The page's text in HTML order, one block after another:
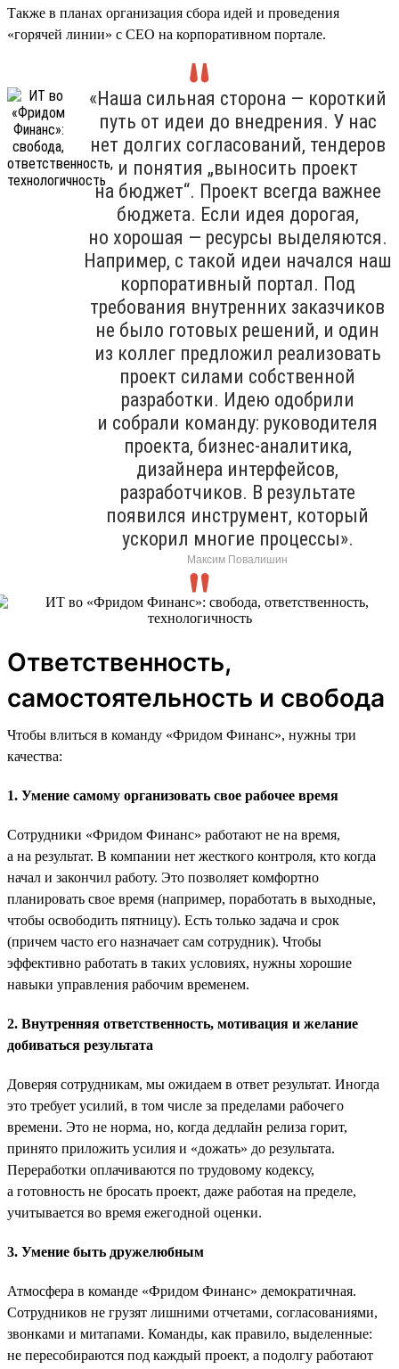
Также в планах организация сбора идей и проведения
«горячей линии» с CEO на корпоративном портале.
«Наша сильная сторона — короткий
путь от идеи до внедрения. У нас
нет долгих согласований, тендеров
и понятия „выносить проект
на бюджет“. Проект всегда важнее
бюджета. Если идея дорогая,
но хорошая — ресурсы выделяются.
Например, с такой идеи начался наш
корпоративный портал. Под
требования внутренних заказчиков
не было готовых решений, и один
из коллег предложил реализовать
проект силами собственной
разработки. Идею одобрили
и собрали команду: руководителя
проекта, бизнес-аналитика,
дизайнера интерфейсов,
разработчиков. В результате
появился инструмент, который
ускорил многие процессы».
Максим Повалишин
Ответственность,
самостоятельность и свобода
Чтобы влиться в команду «Фридом Финанс», нужны три
качества:
1. Умение самому организовать свое рабочее время
Сотрудники «Фридом Финанс» работают не на время,
а на результат. В компании нет жесткого контроля, кто когда
начал и закончил работу. Это позволяет комфортно
планировать свое время (например, поработать в выходные,
чтобы освободить пятницу). Есть только задача и срок
(причем часто его назначает сам сотрудник). Чтобы
эффективно работать в таких условиях, нужны хорошие
навыки управления рабочим временем.
2. Внутренняя ответственность, мотивация и желание
добиваться результата
Доверяя сотрудникам, мы ожидаем в ответ результат. Иногда
это требует усилий, в том числе за пределами рабочего
времени. Это не норма, но, когда дедлайн релиза горит,
принято приложить усилия и «дожать» до результата.
Переработки оплачиваются по трудовому кодексу,
а готовность не бросать проект, даже работая на пределе,
учитывается во время ежегодной оценки.
3. Умение быть дружелюбным
Атмосфера в команде «Фридом Финанс» демократичная.
Сотрудников не грузят лишними отчетами, согласованиями,
звонками и митапами. Команды, как правило, выделенные:
не пересобираются под каждый проект, а подолгу работают